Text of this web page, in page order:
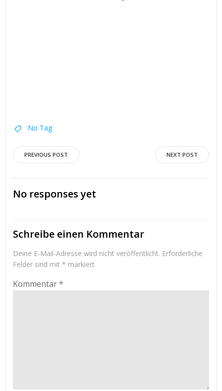
No Tag
Post
navigation
PREVIOUS POST
navigation
NEXT POST
No responses yet
Schreibe einen Kommentar
Deine E-Mail-Adresse wird nicht veröffentlicht. Erforderliche
Felder sind mit * markiert
Kommentar*